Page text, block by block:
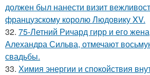
должен был нанести визит
французскому королю Людовику XV.
32. 75-Летний Ричард гирр и его
Алехандра Сильва, отмечают
свадьбы.
33. Химия энергии и спокойствия